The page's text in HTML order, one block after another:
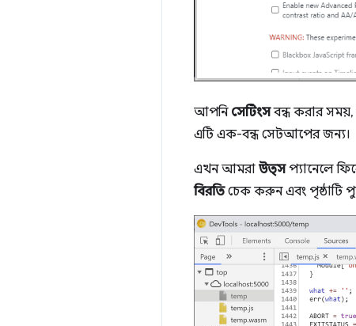
আপনি সেটিংসবন্ধ করার সময়,
এটি এক-বন্ধ সেটআপের জন্য।
এখন আমরা উত্সপ্যানেলে
বিরতিচেক করুন এবং পৃষ্ঠাটি